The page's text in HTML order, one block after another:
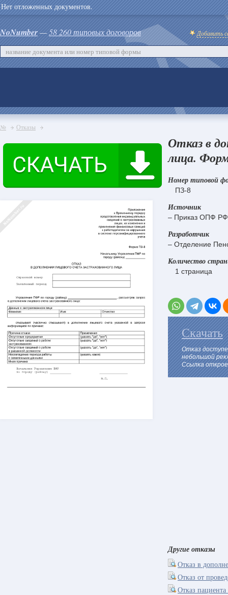
Нет отложенных документов.
NoNumber—58 260 типовых договоров Добавить
№ Отказы
Отказ в
лица.
Номер типовой
ПЗ-8
Источник
– Приказ ОПФ РФ
Разработчик
– Отделение
Количество
1 страница
Скачать
Отказ
небольшой
Ссылка
Другие отказы
Отказ в
Отказ от
Отказ